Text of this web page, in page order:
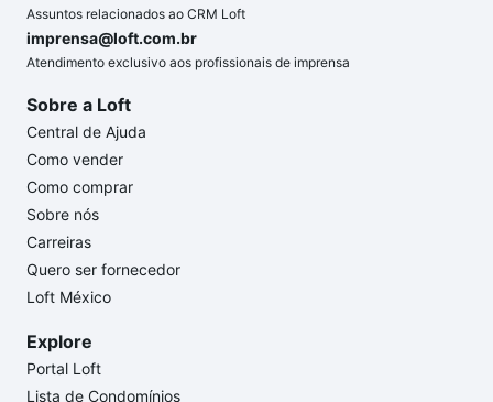
Assuntos relacionados ao CRM Loft
imprensa@loft.com.br
Atendimento exclusivo aos profissionais de imprensa
Sobre a Loft
Central de Ajuda
Como vender
Como comprar
Sobre nós
Carreiras
Quero ser fornecedor
Loft México
Explore
Portal Loft
Lista de Condomínios